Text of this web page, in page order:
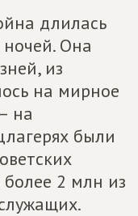
длилась
Она
из
на мирное
на
были
2 млн из